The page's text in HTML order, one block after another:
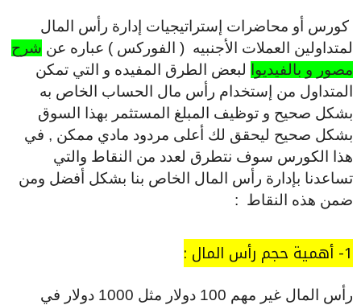
كورس أو محاضرات إستراتيجيات إدارة رأس المال
لمتداولين العملات الأجنبيه ( الفوركس ) عباره عن شرح
مصور و بالفيديوا
لبعض الطرق المفيده و التي تمكن
المتداول من إستخدام رأس مال الحساب الخاص به
بشكل صحيح و توظيف المبلغ المستثمر بهذا السوق
بشكل صحيح ليحقق لك أعلى مردود مادي ممكن , في
هذا الكورس سوف نتطرق لعدد من النقاط والتي
تساعدنا بإدارة رأس المال الخاص بنا بشكل أفضل ومن
ضمن هذه النقاط :
1- أهمية حجم رأس المال :
رأس المال غير مهم 100 دولار مثل 1000 دولار في